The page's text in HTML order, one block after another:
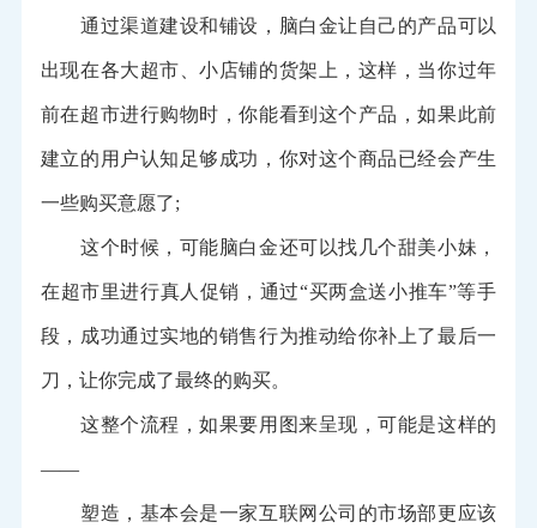
通过渠道建设和铺设，脑白金让自己的产品可以
出现在各大超市、小店铺的货架上，这样，当你过年
前在超市进行购物时，你能看到这个产品，如果此前
建立的用户认知足够成功，你对这个商品已经会产生
一些购买意愿了;
这个时候，可能脑白金还可以找几个甜美小妹，
在超市里进行真人促销，通过“买两盒送小推车”等手
段，成功通过实地的销售行为推动给你补上了最后一
刀，让你完成了最终的购买。
这整个流程，如果要用图来呈现，可能是这样的
——
塑造，基本会是一家互联网公司的市场部更应该